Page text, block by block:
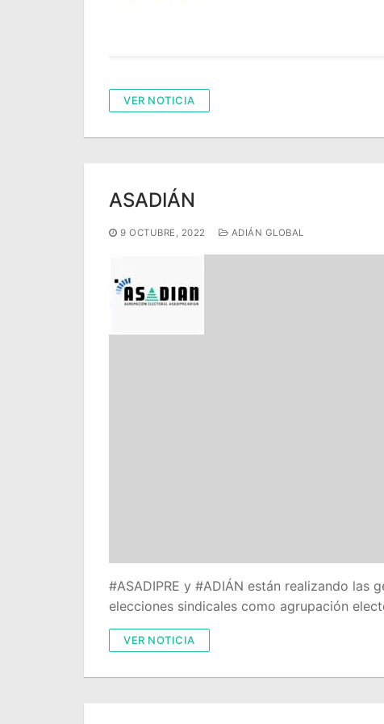
VER NOTICIA
ASADIÁN
9 OCTUBRE, 2022 ADIÁN GLOBAL
#ASADIPRE y #ADIÁN están realizando
elecciones sindicales como agrupación
VER NOTICIA